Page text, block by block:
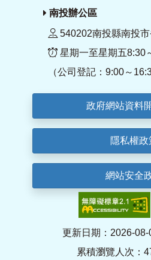
南投辦公區
540202南投縣南投
星期一至星期五8:30
（公司登記：9:00～
政府網站資料
隱私權政
網站安全
更新日期：2026-
累積瀏覽人次：